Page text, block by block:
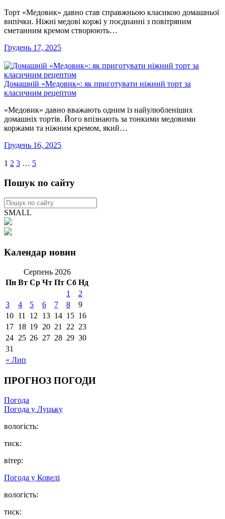
Торт «Медовик» давно став справжньою класикою домашньої
випічки. Ніжні медові коржі у поєднанні з повітряним
сметанним кремом створюють…
Грудень 17, 2025
Домашній «Медовик»: як приготувати ніжний торт за
класичним рецептом
«Медовик» давно вважають одним із найулюбленіших
домашніх тортів. Його впізнають за тонкими медовими
коржами та ніжним кремом, який…
Грудень 16, 2025
1 2 3 … 5
Пошук по сайту
SMALL
Календар новин
Серпень 2026
Пн Вт Ср Чт Пт Сб Нд
« Лип
1
2
3
4 5 6 7 8
9
10 11 12 13 14 15 16
17 18 19 20 21 22 23
24 25 26 27 28 29 30
31
ПРОГНОЗ ПОГОДИ
Погода
Погода у Луцьку
вологість:
тиск:
вітер:
Погода у Ковелі
вологість:
тиск: